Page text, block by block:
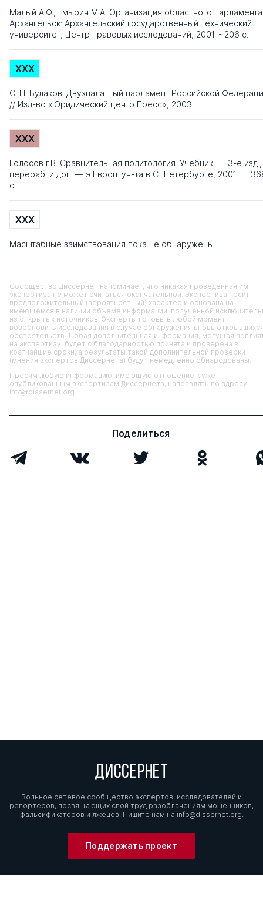
Малый А.Ф., Гмырин М.А. Организация областного
Архангельск: Архангельский государственный технический
университет, Центр правовых исследований, 2001. - 206 с.
XXX
О. Н. Булаков. Двухпалатный парламент Российской
// Изд-во «Юридический центр Пресс», 2003
XXX
Голосов г.В. Сравнительная политология. Учебник. — 3-е изд.,
перераб. и доп. — э Европ. ун-та в С.-Петербурге, 2001. —
с.
XXX
Масштабные заимствования пока не обнаружены
Сообщество Диссернет напоминает, что никакая проведенная им
экспертиза не может считаться окончательной. Экспертиза носит
предположительный (вероятностный) характер и основана на
имеющемся в наличии объеме информации, полученной
из открытых источников. Эксперты готовы в любой момент
возобновить исследования в случае обнаружения вновь
обстоятельств. Любая дополнительная информация, могущая
на экспертизу, будет с благодарностью принята и проверена в
кратчайшие сроки, а результаты такой дополнительной проверки
(мнения экспертов Диссернета) будут немедленно обнародованы.
Просим любую информацию, имеющую отношение к уже
опубликованным экспертизам Диссернета, направлять по адресу
info@dissernet.org
Поделиться
ДИССЕРНЕТ
Вольное сетевое сообщество экспертов, исследователей и
репортеров, посвящающих свой труд разоблачениям мошенников,
фальсификаторов и лжецов. Пишите нам на info@dissernet.org.
Поддержать проект